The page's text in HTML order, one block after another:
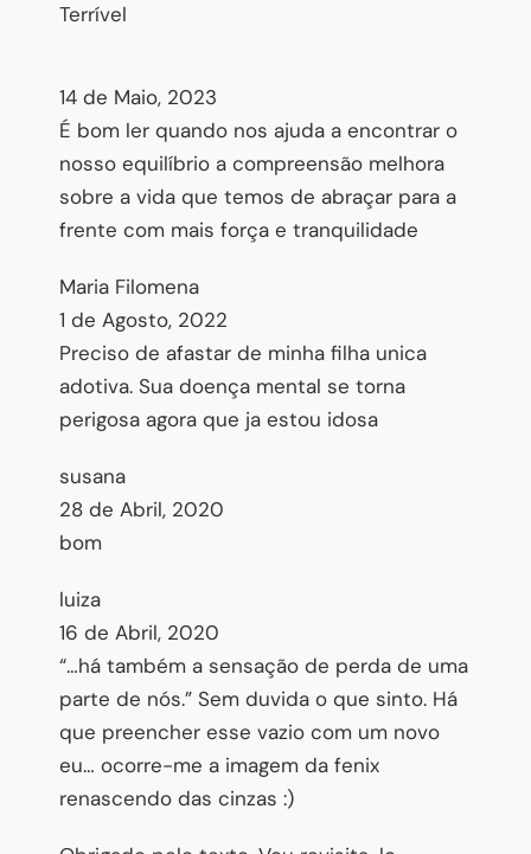
Terrível
14 de Maio, 2023
É bom ler quando nos ajuda a encontrar o
nosso equilíbrio a compreensão melhora
sobre a vida que temos de abraçar para a
frente com mais força e tranquilidade
Maria Filomena
1 de Agosto, 2022
Preciso de afastar de minha filha unica
adotiva. Sua doença mental se torna
perigosa agora que ja estou idosa
susana
28 de Abril, 2020
bom
luiza
16 de Abril, 2020
“…há também a sensação de perda de uma
parte de nós.” Sem duvida o que sinto. Há
que preencher esse vazio com um novo
eu… ocorre-me a imagem da fenix
renascendo das cinzas :)